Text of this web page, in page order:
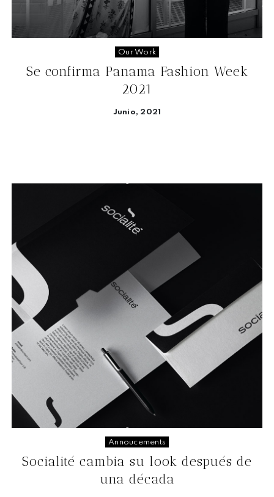
Our Work
Se confirma Panama Fashion Week
2021
Junio, 2021
Annoucements
Socialité cambia su look después de
una década